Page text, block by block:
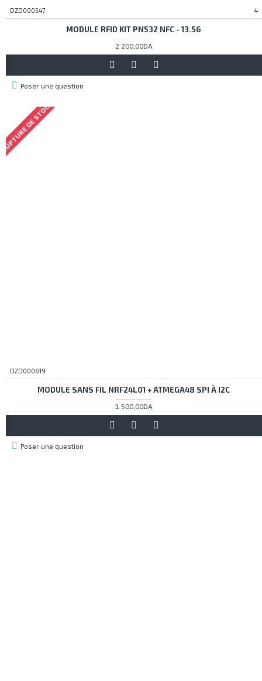
DZD000547 4
MODULE RFID KIT PN532 NFC - 13.56
2 200,00DA
Poser une question
DE STOCK
DZD000619
MODULE SANS FIL NRF24L01 + ATMEGA48 SPI À I2C
1 500,00DA
Poser une question